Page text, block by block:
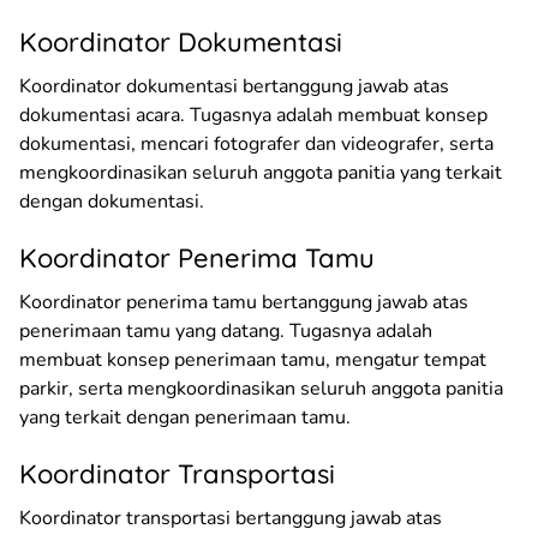
Koordinator Dokumentasi
Koordinator dokumentasi bertanggung jawab atas
dokumentasi acara. Tugasnya adalah membuat konsep
dokumentasi, mencari fotografer dan videografer, serta
mengkoordinasikan seluruh anggota panitia yang terkait
dengan dokumentasi.
Koordinator Penerima Tamu
Koordinator penerima tamu bertanggung jawab atas
penerimaan tamu yang datang. Tugasnya adalah
membuat konsep penerimaan tamu, mengatur tempat
parkir, serta mengkoordinasikan seluruh anggota panitia
yang terkait dengan penerimaan tamu.
Koordinator Transportasi
Koordinator transportasi bertanggung jawab atas